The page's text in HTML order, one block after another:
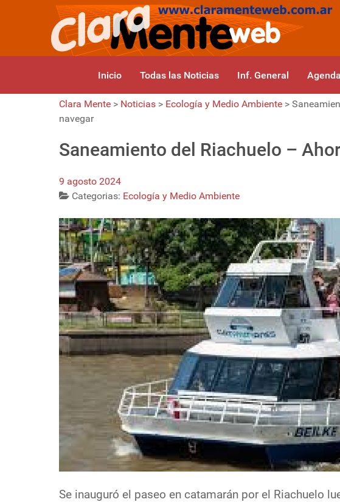
Inicio Todas las Noticias Inf. General
Clara Mente > Noticias > Ecología y Medio Ambiente >
navegar
Saneamiento del Riachuelo –
9 agosto 2024
Categorias: Ecología y Medio Ambiente
Se inauguró el paseo en catamarán por el Riachuelo